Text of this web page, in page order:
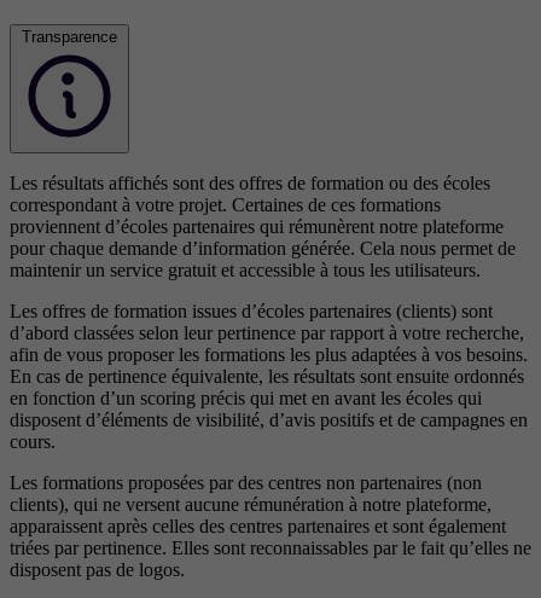
Transparence
Les résultats affichés sont des offres de formation ou des écoles
correspondant à votre projet. Certaines de ces formations
proviennent d’écoles partenaires qui rémunèrent notre plateforme
pour chaque demande d’information générée. Cela nous permet de
maintenir un service gratuit et accessible à tous les utilisateurs.
Les offres de formation issues d’écoles partenaires (clients) sont
d’abord classées selon leur pertinence par rapport à votre recherche,
afin de vous proposer les formations les plus adaptées à vos besoins.
En cas de pertinence équivalente, les résultats sont ensuite ordonnés
en fonction d’un scoring précis qui met en avant les écoles qui
disposent d’éléments de visibilité, d’avis positifs et de campagnes en
cours.
Les formations proposées par des centres non partenaires (non
clients), qui ne versent aucune rémunération à notre plateforme,
apparaissent après celles des centres partenaires et sont également
triées par pertinence. Elles sont reconnaissables par le fait qu’elles ne
disposent pas de logos.